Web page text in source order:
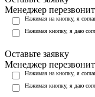
Менеджер
Нажимая на кнопку, я
Нажимая кнопку, я даю
Оставьте заявку
Менеджер
Нажимая на кнопку, я
Нажимая кнопку, я даю